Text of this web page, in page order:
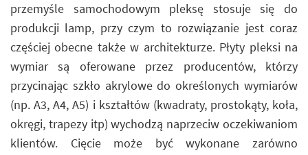
przemyśle samochodowym pleksę stosuje się do
produkcji lamp, przy czym to rozwiązanie jest coraz
częściej obecne także w architekturze. Płyty pleksi na
wymiar są oferowane przez producentów, którzy
przycinając szkło akrylowe do określonych wymiarów
(np. A3, A4, A5) i kształtów (kwadraty, prostokąty, koła,
okręgi, trapezy itp) wychodzą naprzeciw oczekiwaniom
klientów. Cięcie może być wykonane zarówno